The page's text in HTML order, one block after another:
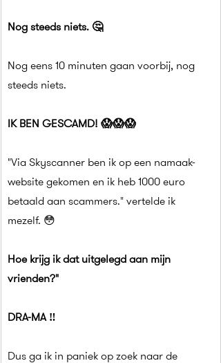
Nog steeds niets. 🤔
Nog eens 10 minuten gaan voorbij, nog
steeds niets.
IK BEN GESCAMD! 😱😱😱
"Via Skyscanner ben ik op een namaak-
website gekomen en ik heb 1000 euro
betaald aan scammers." vertelde ik
mezelf. 😳
Hoe krijg ik dat uitgelegd aan mijn
vrienden?"
DRA-MA ‼️
Dus ga ik in paniek op zoek naar de